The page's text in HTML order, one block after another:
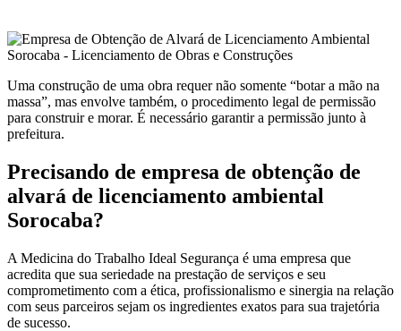
Uma construção de uma obra requer não somente “botar a mão na
massa”, mas envolve também, o procedimento legal de permissão
para construir e morar. É necessário garantir a permissão junto à
prefeitura.
Precisando de empresa de obtenção de
alvará de licenciamento ambiental
Sorocaba?
A Medicina do Trabalho Ideal Segurança é uma empresa que
acredita que sua seriedade na prestação de serviços e seu
comprometimento com a ética, profissionalismo e sinergia na relação
com seus parceiros sejam os ingredientes exatos para sua trajetória
de sucesso.